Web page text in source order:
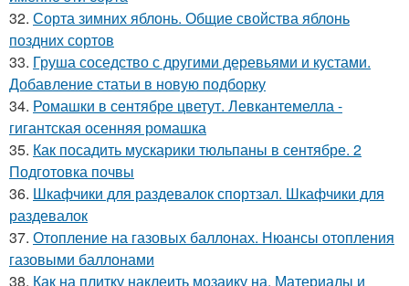
32. Сорта зимних яблонь. Общие свойства яблонь
поздних сортов
33. Груша соседство с другими деревьями и кустами.
Добавление статьи в новую подборку
34. Ромашки в сентябре цветут. Левкантемелла -
гигантская осенняя ромашка
35. Как посадить мускарики тюльпаны в сентябре. 2
Подготовка почвы
36. Шкафчики для раздевалок спортзал. Шкафчики для
раздевалок
37. Отопление на газовых баллонах. Нюансы отопления
газовыми баллонами
38. Как на плитку наклеить мозаику на. Материалы и